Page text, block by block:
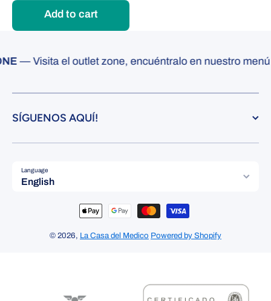
Add to cart
— Visita el outlet zone, encuéntralo en nuestro menú
SÍGUENOS AQUÍ!
Language
English
Payment methods
© 2026, La Casa del Medico Powered by Shopify